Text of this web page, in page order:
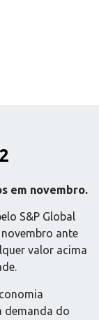
em novembro.
S&P Global
ante
valor acima
demanda do